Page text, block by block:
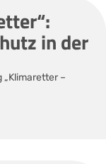
in der
–